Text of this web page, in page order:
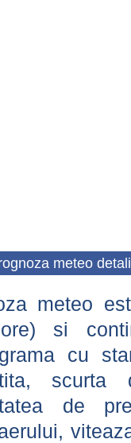
meteo
meteo
si
cu
scurta
de